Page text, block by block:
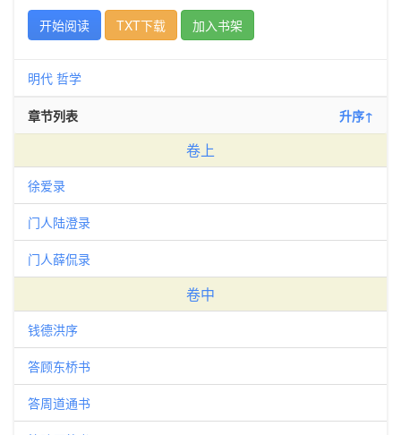
开始阅读
TXT下载 加入书架
明代 哲学
章节列表 升序↑
卷上
徐爱录
门人陆澄录
门人薛侃录
卷中
钱德洪序
答顾东桥书
答周道通书